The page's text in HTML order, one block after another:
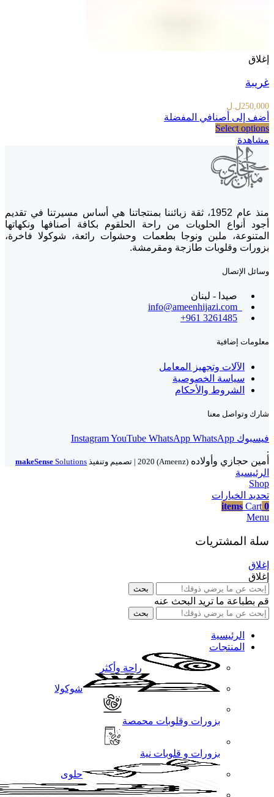
إغلاق
غريبة
250,000 ل.ل
أضف إلى أصنافي المفضلة
Select options
مشاهدة
منذ عام 1952، ثقة زبائننا بمنتجاتنا هي أساس مسيرتنا في تقديم
أجود أنواع الحلويات من راحة الحلقوم بكافة أصنافها ونكهاتها
المتنوعة، ملبن ونوجا بطعمات وحشوات رائعة، شوكولا فاخرة،
بزورات وقلوبات طازجة ومقرمشة.
وسائل الإتصال
صيدا - لبنان
+961 3261485
معلومات إضافية
الآلات وتجهيز المعامل
سياسة الخصوصية
الشروط والأحكام
شارك وتواصل معنا
فيسبوك InstagramYouTube WhatsApp WhatsApp
.
أمين حجازي وأولاده (Ameenz) 2020 | تصميم وتنفيذ makeSense Solutions
الرئيسية
Shop
تحديد الخيارات
0
items Cart
Menu
سلة المشتريات
إغلاق
إغلاق
بحث
قم بطباعة ما تريد البحث عنه
بحث
الرئيسية
المنتجات
راحة وأكثر
شوكولا
بزورات وقلوبات محمصة
بزورات و قلوبات نية
حلوى